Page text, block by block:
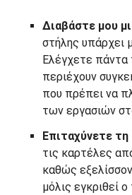
Διαβάστε μου
στήλης υπάρχει
Ελέγχετε
περιέχουν
που πρέπει να
των εργασιών
Επιταχύνετε
τις καρτέλες
καθώς
μόλις εγκριθεί